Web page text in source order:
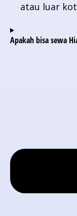
atau luar
Apakah bisa sewa